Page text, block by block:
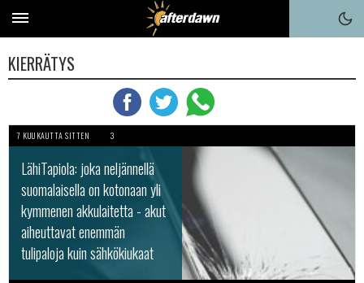
KIERRÄTYS
7 KUUKAUTTA SITTEN 3
LähiTapiola: joka neljännellä
suomalaisella on kotonaan yli
kymmenen akkulaitetta - akut
aiheuttavat enemmän
tulipaloja kuin sähkökiukaat